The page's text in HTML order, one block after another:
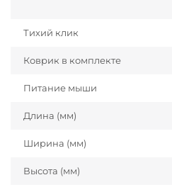
Тихий клик
Коврик в комплекте
Питание мыши
Длина (мм)
Ширина (мм)
Высота (мм)